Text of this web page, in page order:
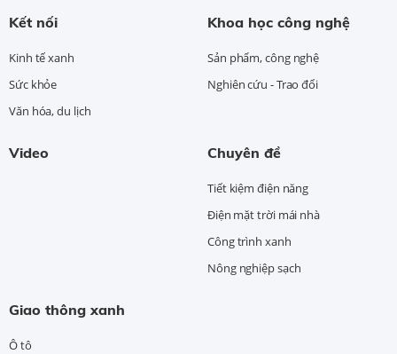
Kết nối
Kinh tế xanh
Sức khỏe
Văn hóa, du lịch
Khoa học công nghệ
Sản phẩm, công nghệ
Nghiên cứu - Trao đổi
Video Chuyên đề
Tiết kiệm điện năng
Điện mặt trời mái nhà
Công trình xanh
Nông nghiệp sạch
Giao thông xanh
Ô tô